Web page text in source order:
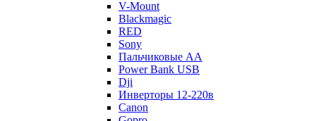
V-Mount
Blackmagic
RED
Sony
Пальчиковые AA
Power Bank USB
Dji
Инверторы 12-220в
Canon